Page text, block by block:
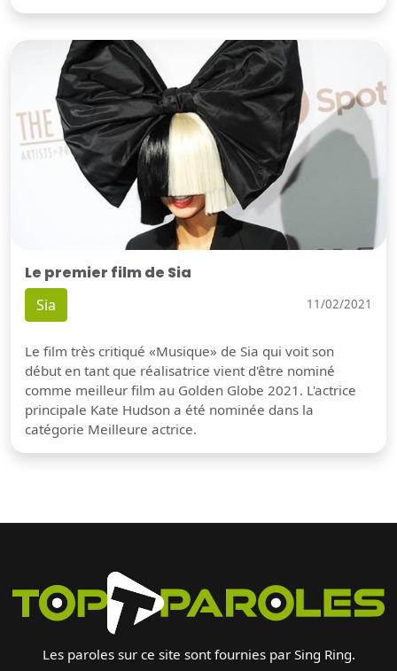
Le premier film de Sia
Sia 11/02/2021
Le film très critiqué «Musique» de Sia qui voit son
début en tant que réalisatrice vient d'être nominé
comme meilleur film au Golden Globe 2021. L'actrice
principale Kate Hudson a été nominée dans la
catégorie Meilleure actrice.
Les paroles sur ce site sont fournies par Sing Ring.